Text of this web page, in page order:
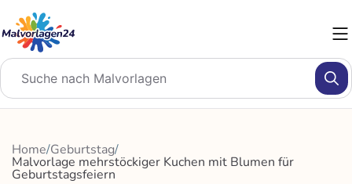
Inhalt
springen
Home/Geburtstag/
Malvorlage mehrstöckiger Kuchen mit Blumen für
Geburtstagsfeiern